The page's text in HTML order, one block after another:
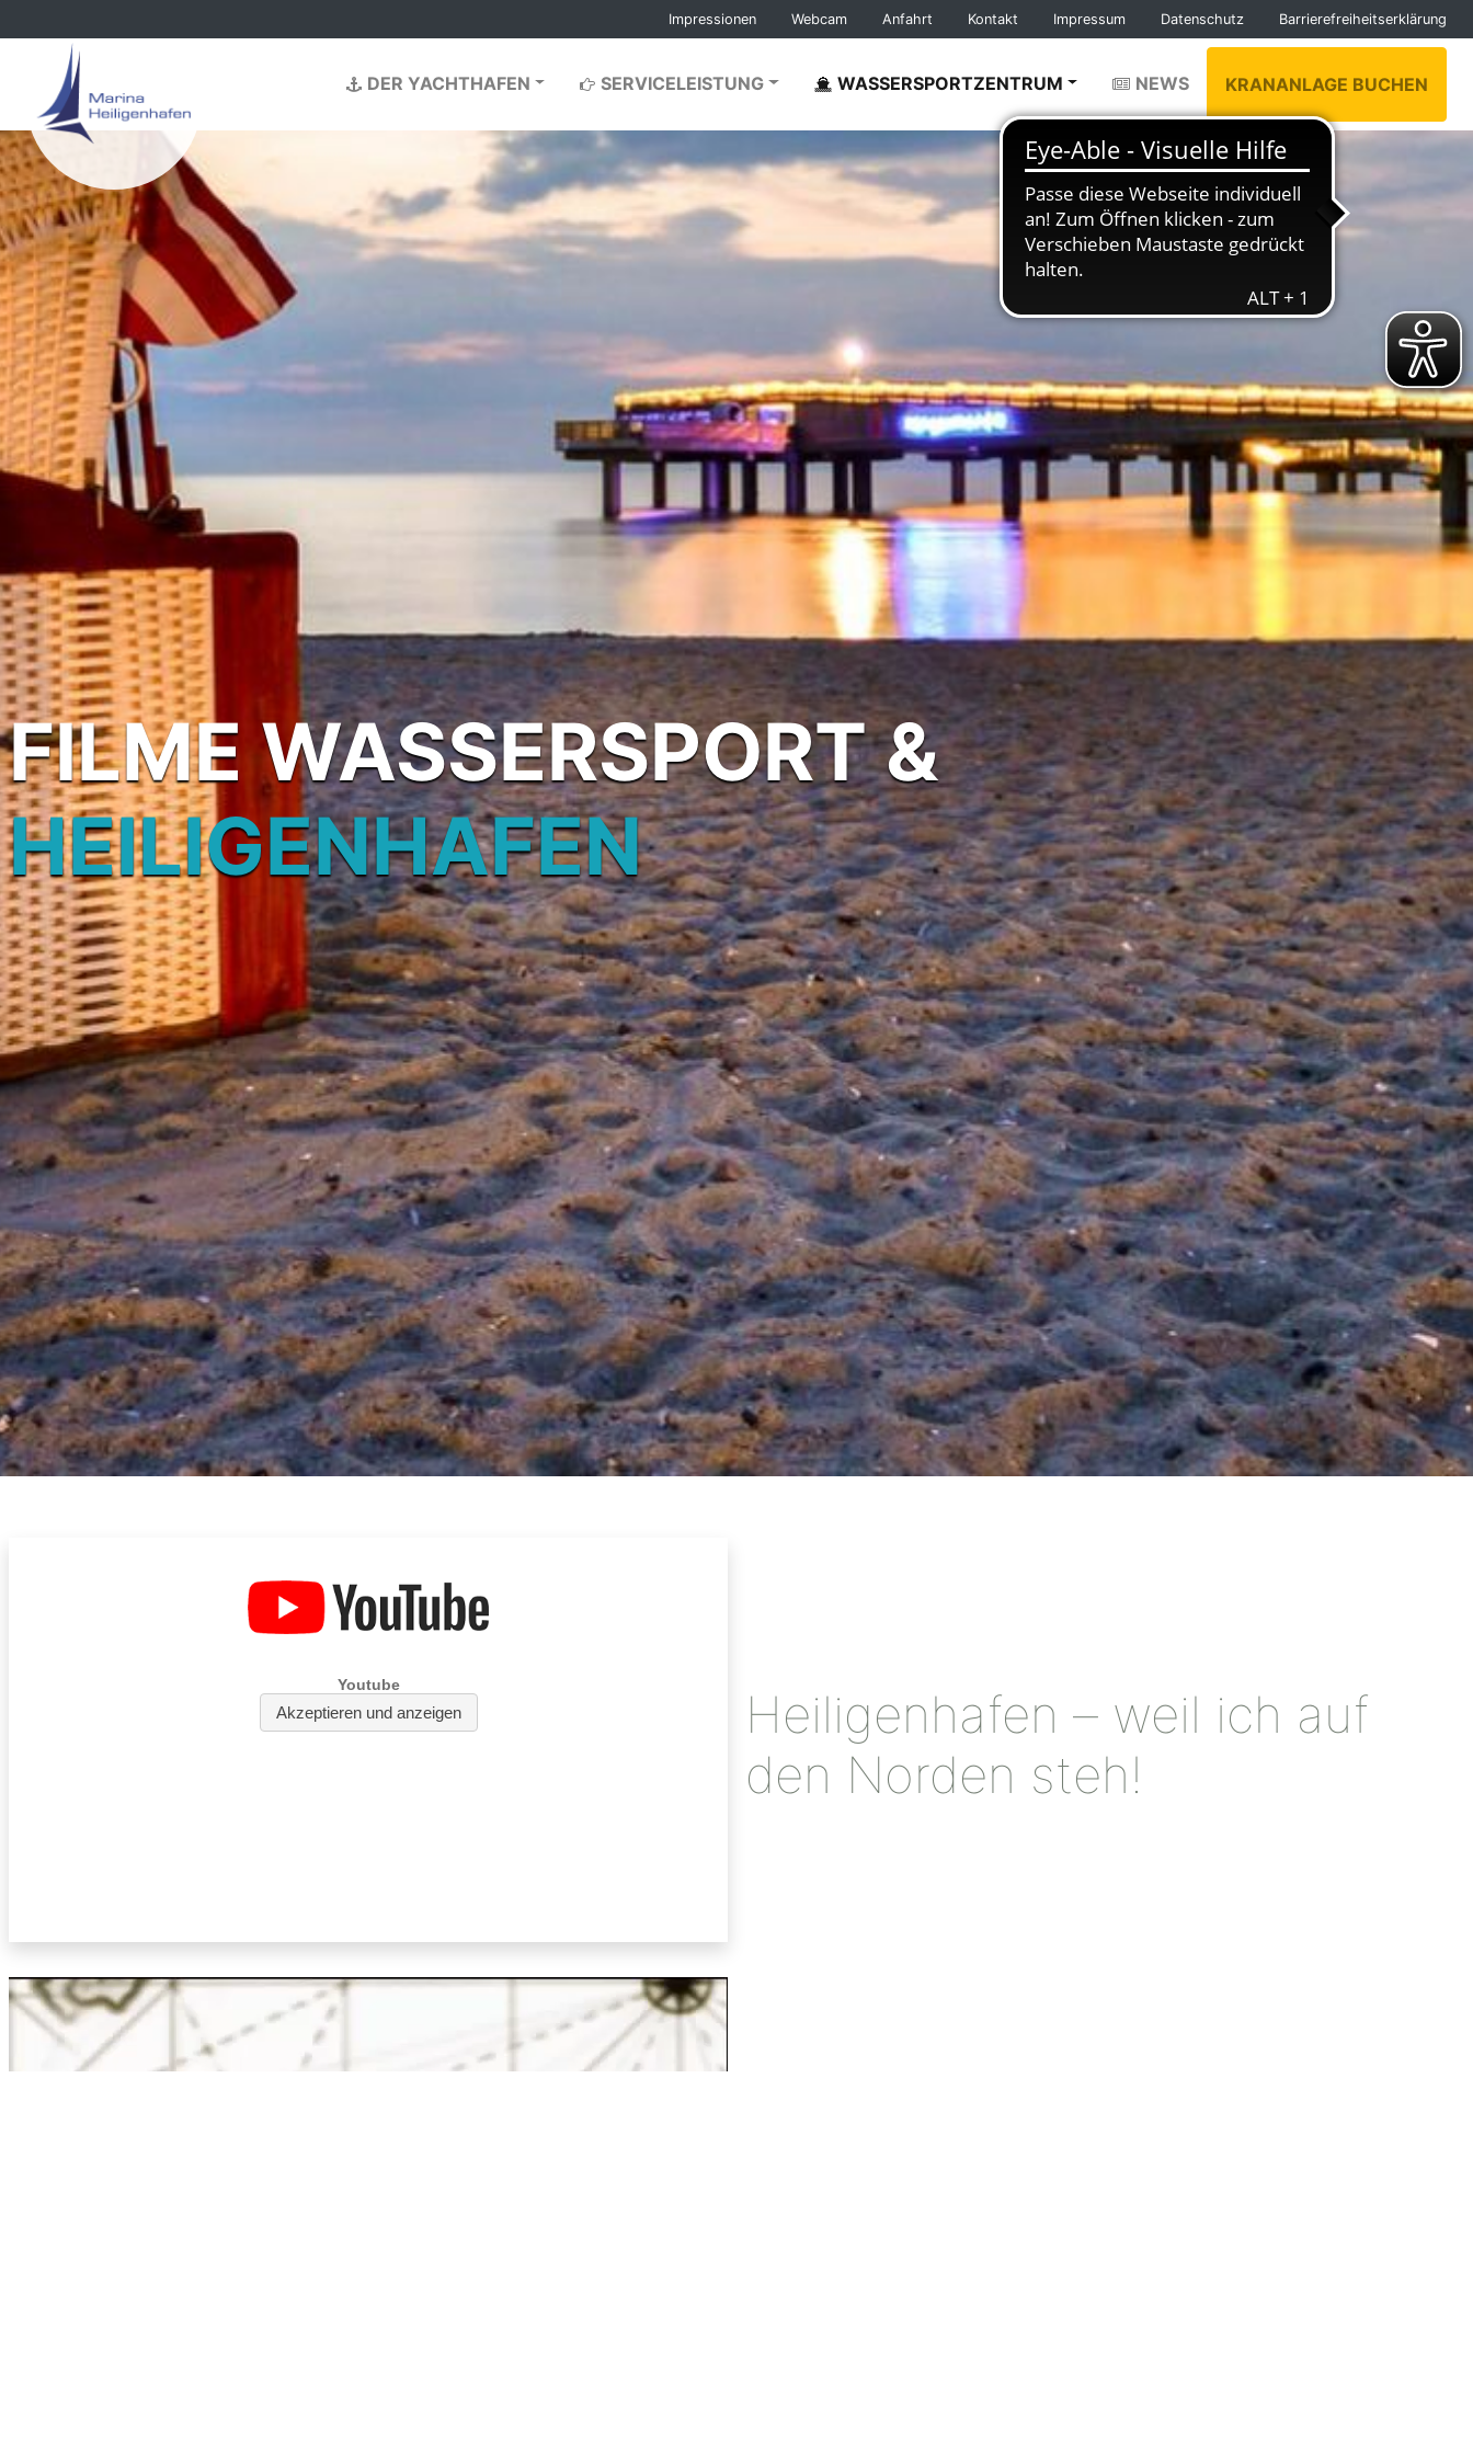
Impressionen Webcam Anfahrt Kontakt Impressum Datenschutz Barrierefreiheitserklärung
DER YACHTHAFEN
SERVICELEISTUNG WASSERSPORTZENTRUM NEWS KRANANLAGE BUCHEN
FILME WASSERSPORT &
HEILIGENHAFEN
Heiligenhafen – weil ich auf
den Norden steh!